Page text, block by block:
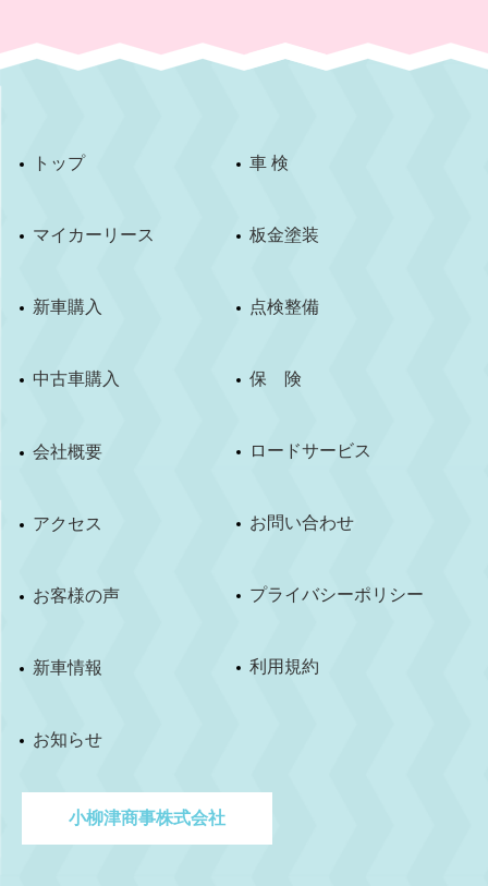
トップ
マイカーリース
新車購入
中古車購入
車 検
板金塗装
点検整備
保 険
ロードサービス
会社概要
アクセス
お客様の声
新車情報
お知らせ
お問い合わせ
プライバシーポリシー
利用規約
小柳津商事株式会社